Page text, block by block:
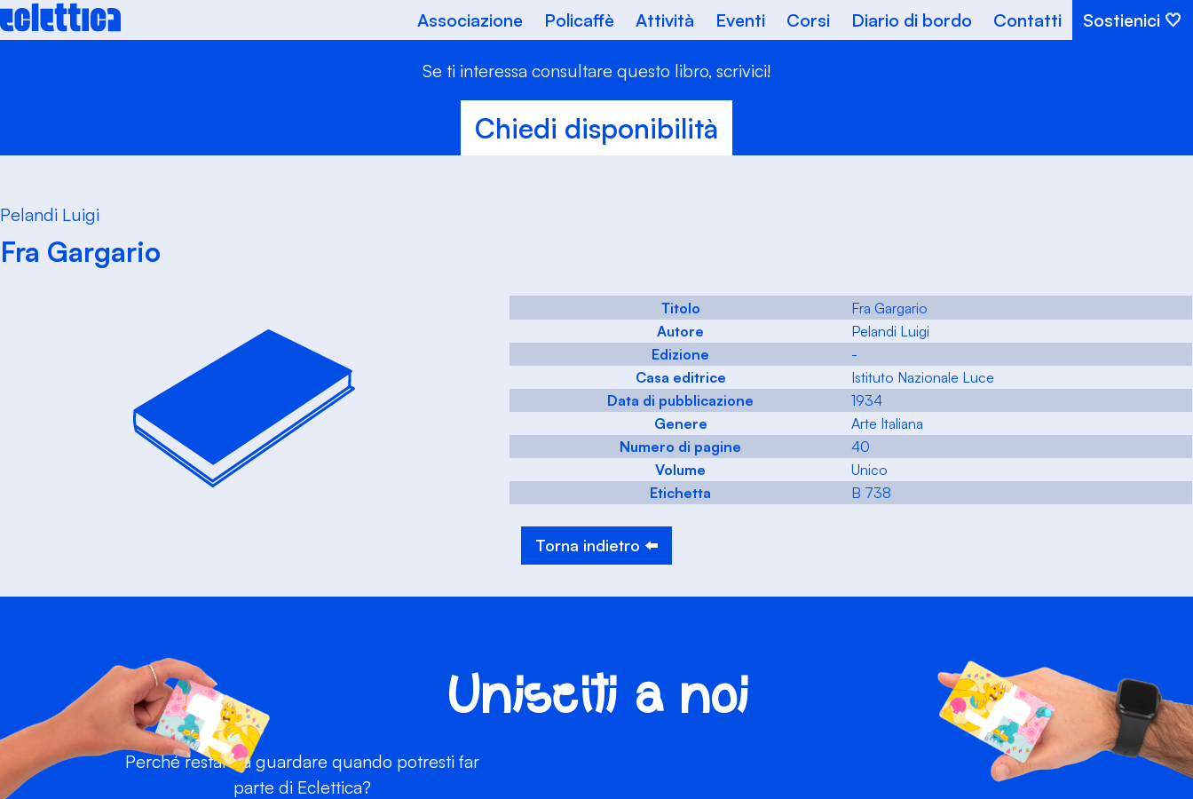
Skip
to
Associazione Policaffè Attività Eventi Corsi Diario di bordo Contatti Sostienici
Se ti interessa consultare questo libro, scrivici!
Chiedi disponibilità
Pelandi Luigi
Fra Gargario
Titolo
Fra Gargario
Autore
Pelandi Luigi
Edizione
-
Casa editrice
Istituto Nazionale Luce
Data di pubblicazione
1934
Genere
Arte Italiana
Numero di pagine
40
Volume
Unico
Etichetta
B 738
Torna indietro ⬅️
Unisciti a noi
Perché restare a guardare quando potresti far
parte di Eclettica?